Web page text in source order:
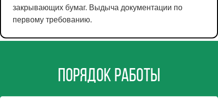
закрывающих бумаг. Выдыча документации по
первому требованию.
Порядок работы